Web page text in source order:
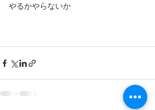
やるかやらないか